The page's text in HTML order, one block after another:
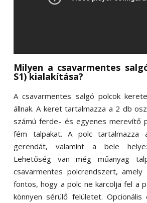
Milyen a csavarmentes
S1) kialakítása?
A csavarmentes salgó polcok
állnak. A keret tartalmazza a 2 db
számú ferde- és egyenes merevítő
fém talpakat. A polc
gerendát, valamint a bele
Lehetőség van még műanyag
csavarmentes polcrendszert, amely
fontos, hogy a polc ne karcolja fel a
könnyen sérülő felületet.